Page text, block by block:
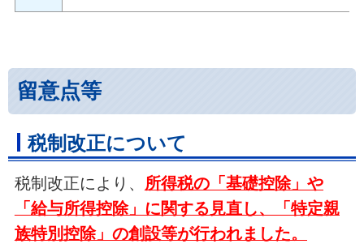
留意点等
税制改正について
税制改正により、 所得税の「基礎控除」や
「給与所得控除」に関する見直し、「特定親
族特別控除」の創設等が行われました。